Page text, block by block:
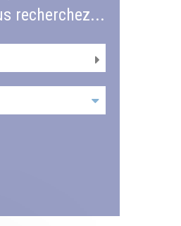
recherchez...